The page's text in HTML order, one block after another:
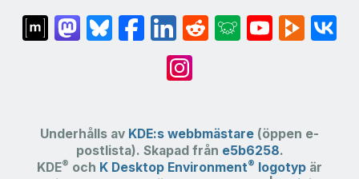
Underhålls av KDE:s webbmästare (öppen e-
postlista). Skapad från e5b6258.
KDE® och K Desktop Environment® logotyp är